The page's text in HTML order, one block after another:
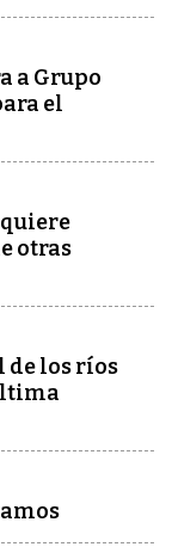
a Grupo
el
quiere
otras
de los ríos